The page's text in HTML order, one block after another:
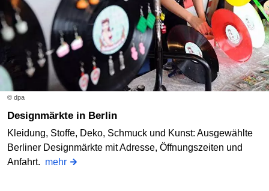
© dpa
Designmärkte in Berlin
Kleidung, Stoffe, Deko, Schmuck und Kunst: Ausgewählte
Berliner Designmärkte mit Adresse, Öffnungszeiten und
Anfahrt. mehr